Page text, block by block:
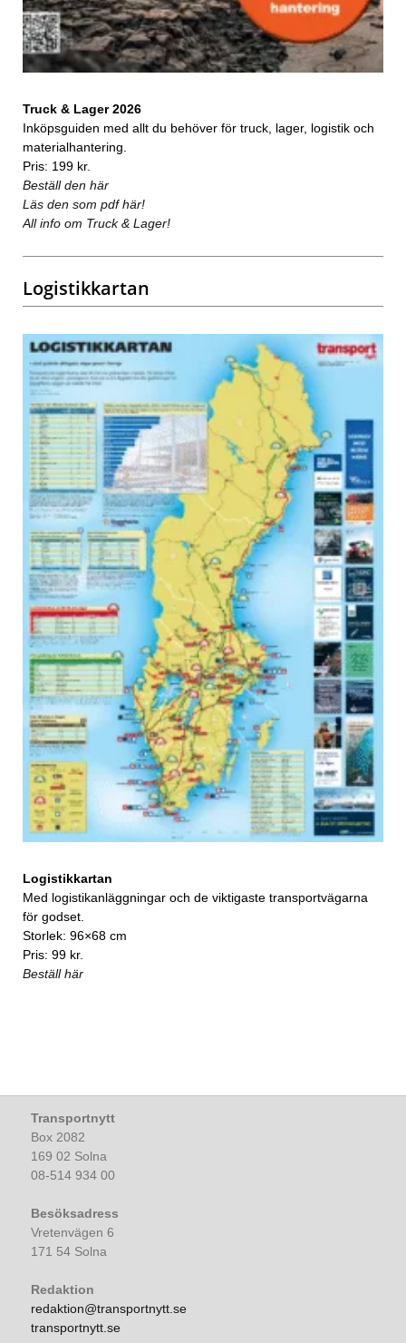
Truck & Lager 2026
Inköpsguiden med allt du behöver för truck, lager, logistik och
materialhantering.
Pris: 199 kr.
Beställ den här
Läs den som pdf här!
All info om Truck & Lager!
Logistikkartan
Logistikkartan
Med logistikanläggningar och de viktigaste transportvägarna
för godset.
Storlek: 96×68 cm
Pris: 99 kr.
Beställ här
Transportnytt
Box 2082
169 02 Solna
08-514 934 00
Besöksadress
Vretenvägen 6
171 54 Solna
Redaktion
redaktion@transportnytt.se
transportnytt.se